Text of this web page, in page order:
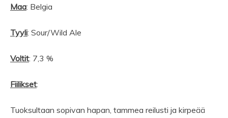
Maa: Belgia
Tyyli: Sour/Wild Ale
Voltit: 7,3 %
Fiilikset:
Tuoksultaan sopivan hapan, tammea reilusti ja kirpeää